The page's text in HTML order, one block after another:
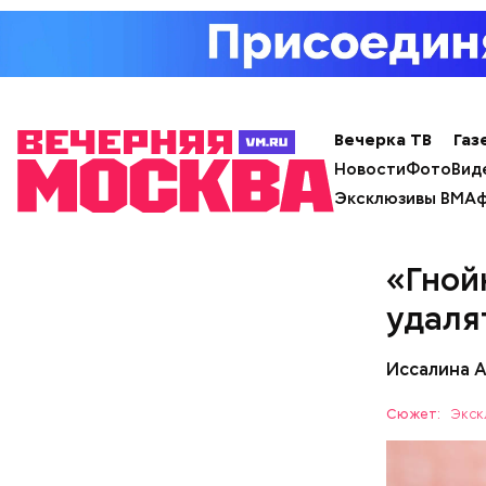
Вечерка ТВ
НовостиФото
Эксклюзивы ВМ
Иссалина
Сюжет:
С одной
помнить,